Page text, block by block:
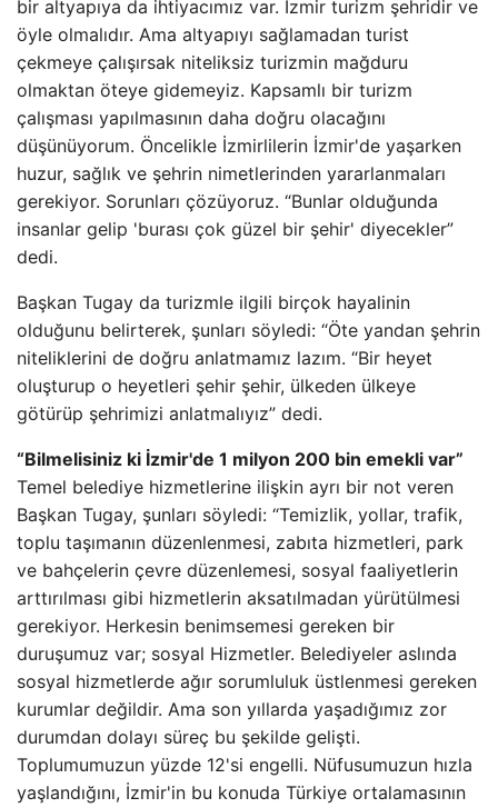
bir altyapıya da ihtiyacımız var. İzmir turizm şehridir ve
öyle olmalıdır. Ama altyapıyı sağlamadan turist
çekmeye çalışırsak niteliksiz turizmin mağduru
olmaktan öteye gidemeyiz. Kapsamlı bir turizm
çalışması yapılmasının daha doğru olacağını
düşünüyorum. Öncelikle İzmirlilerin İzmir'de yaşarken
huzur, sağlık ve şehrin nimetlerinden yararlanmaları
gerekiyor. Sorunları çözüyoruz. “Bunlar olduğunda
insanlar gelip 'burası çok güzel bir şehir' diyecekler”
dedi.
Başkan Tugay da turizmle ilgili birçok hayalinin
olduğunu belirterek, şunları söyledi: “Öte yandan şehrin
niteliklerini de doğru anlatmamız lazım. “Bir heyet
oluşturup o heyetleri şehir şehir, ülkeden ülkeye
götürüp şehrimizi anlatmalıyız” dedi.
“Bilmelisiniz ki İzmir'de 1 milyon 200 bin emekli var”
Temel belediye hizmetlerine ilişkin ayrı bir not veren
Başkan Tugay, şunları söyledi: “Temizlik, yollar, trafik,
toplu taşımanın düzenlenmesi, zabıta hizmetleri, park
ve bahçelerin çevre düzenlemesi, sosyal faaliyetlerin
arttırılması gibi hizmetlerin aksatılmadan yürütülmesi
gerekiyor. Herkesin benimsemesi gereken bir
duruşumuz var; sosyal Hizmetler. Belediyeler aslında
sosyal hizmetlerde ağır sorumluluk üstlenmesi gereken
kurumlar değildir. Ama son yıllarda yaşadığımız zor
durumdan dolayı süreç bu şekilde gelişti.
Toplumumuzun yüzde 12'si engelli. Nüfusumuzun hızla
yaşlandığını, İzmir'in bu konuda Türkiye ortalamasının